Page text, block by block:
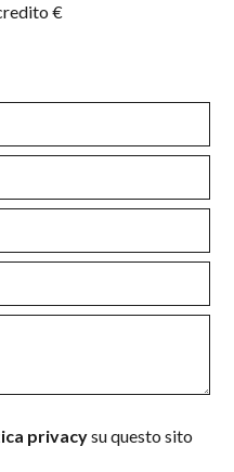
€
privacysu questo sito